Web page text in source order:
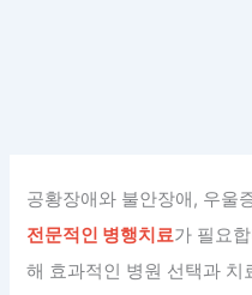
공황장애와 불안장애, 우울
전문적인 병행치료가 필요
해 효과적인 병원 선택과 치